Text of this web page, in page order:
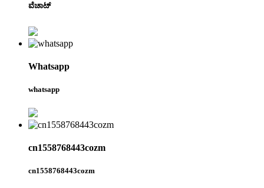
ವೆಚಾಟ್
Whatsapp
whatsapp
cn1558768443cozm
cn1558768443cozm